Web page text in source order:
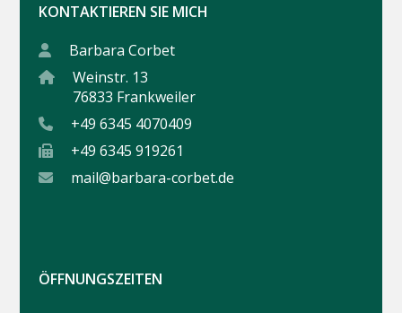
KONTAKTIEREN SIE MICH
Barbara Corbet
Weinstr. 13
76833 Frankweiler
+49 6345 4070409
+49 6345 919261
mail@barbara-corbet.de
ÖFFNUNGSZEITEN